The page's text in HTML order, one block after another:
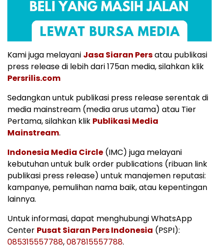
Kami juga melayani Jasa Siaran Persatau publikasi
press release di lebih dari 175an media, silahkan klik
Persrilis.com
Sedangkan untuk publikasi press release serentak di
media mainstream (media arus utama) atau Tier
Pertama, silahkan klik Publikasi Media
Mainstream.
Indonesia Media Circle (IMC) juga melayani
kebutuhan untuk bulk order publications (ribuan link
publikasi press release) untuk manajemen reputasi:
kampanye, pemulihan nama baik, atau kepentingan
lainnya.
Untuk informasi, dapat menghubungi WhatsApp
Center Pusat Siaran Pers Indonesia (PSPI):
085315557788,087815557788.